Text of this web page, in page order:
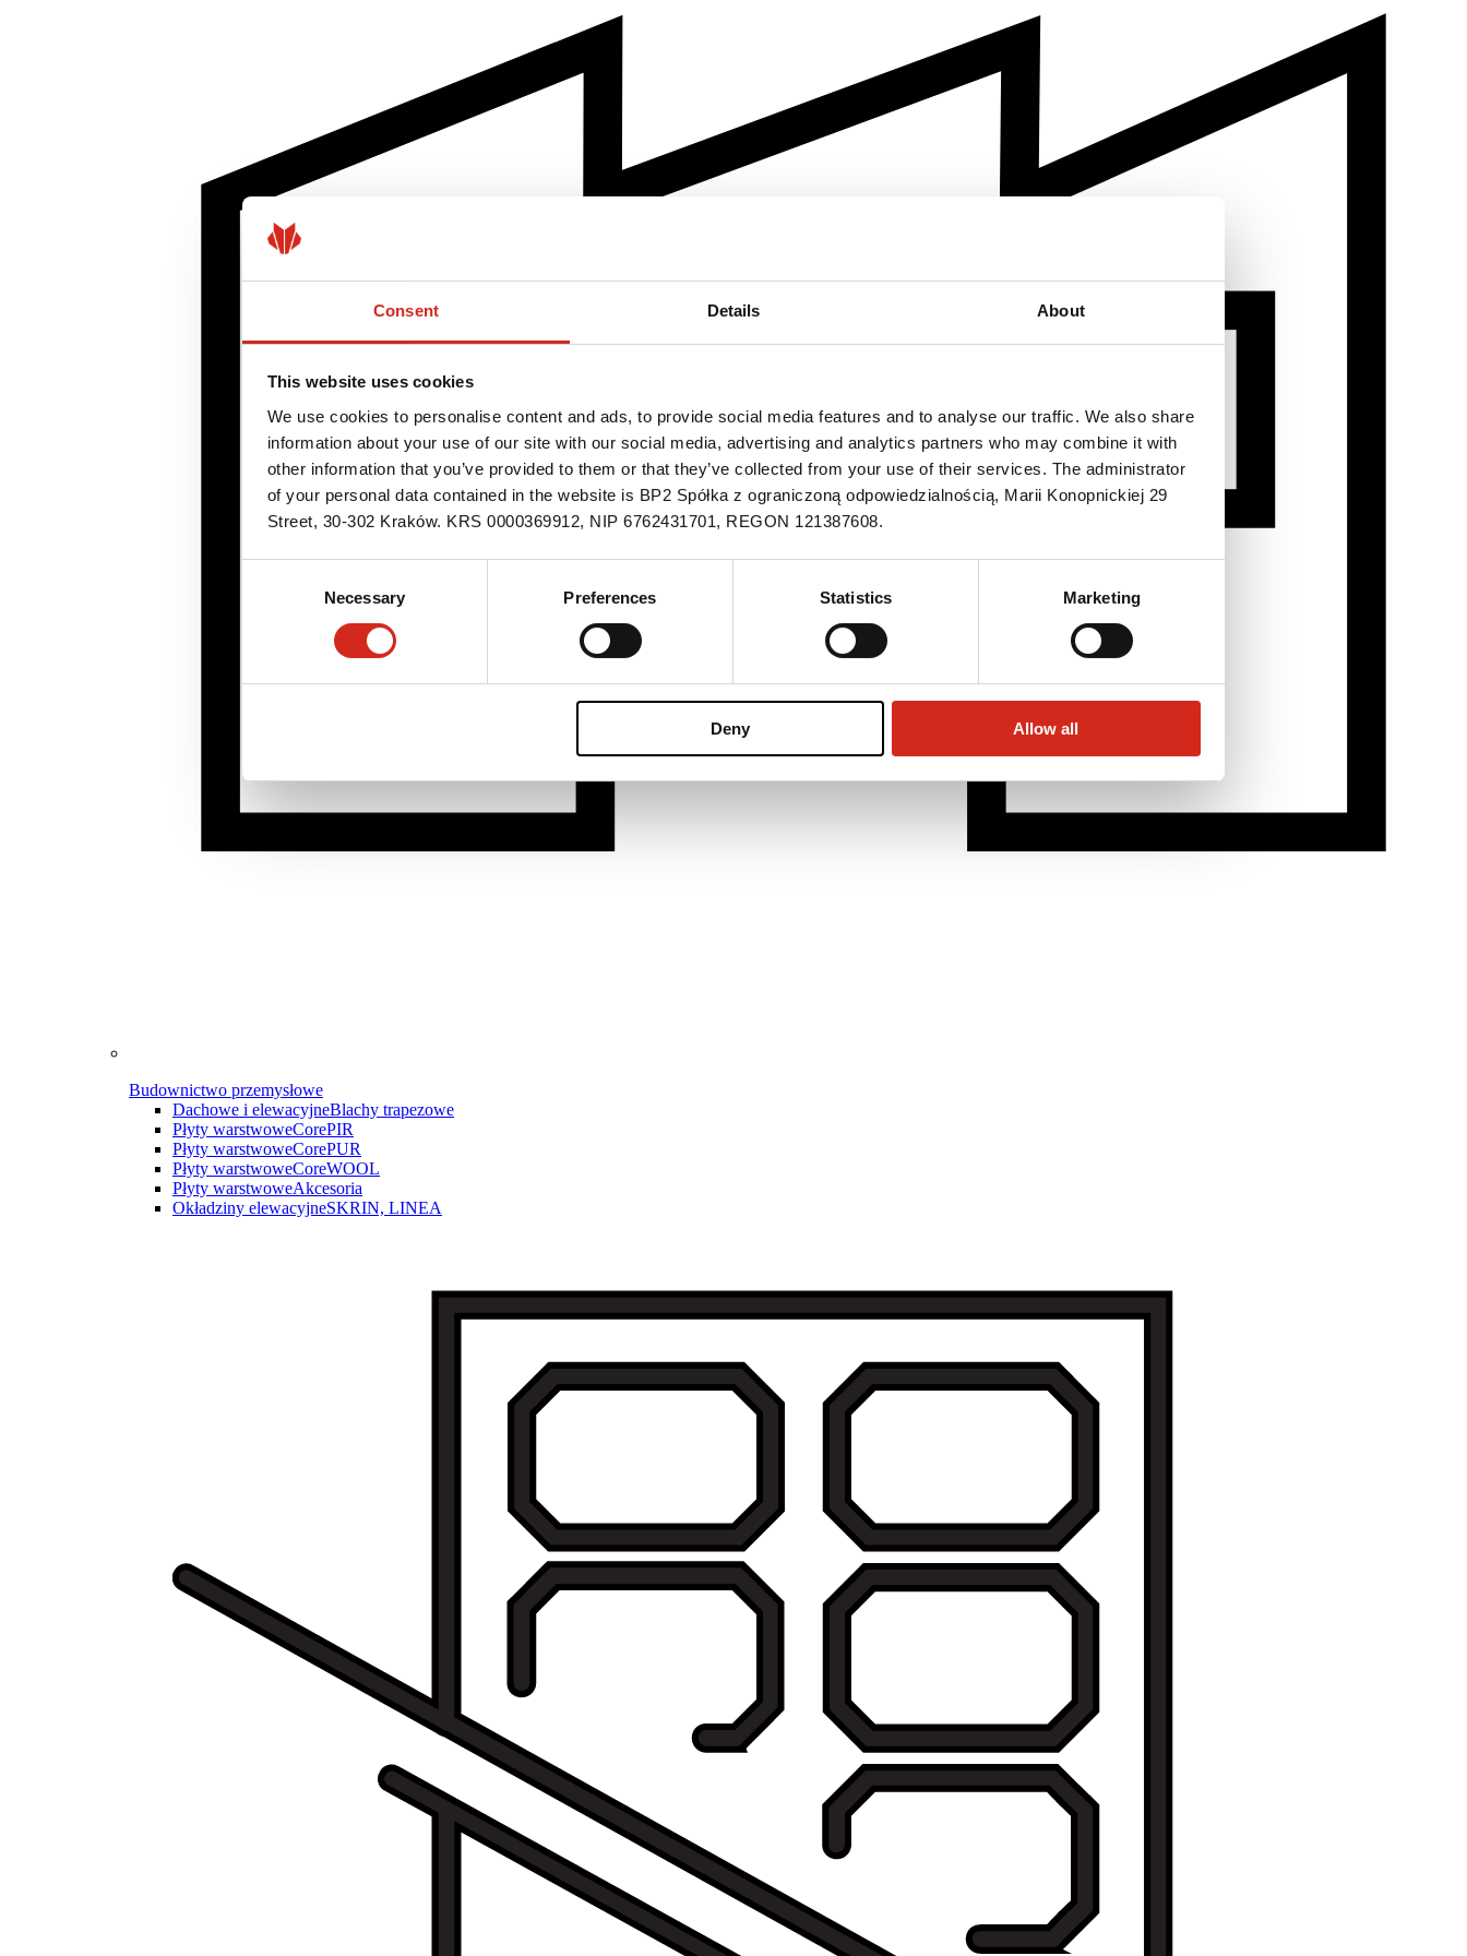
Consent Details About
This website uses cookies
We use cookies to personalise content and ads, to provide social media features and to analyse our traffic. We also share
information about your use of our site with our social media, advertising and analytics partners who may combine it with
other information that you’ve provided to them or that they’ve collected from your use of their services. The administrator
of your personal data contained in the website is BP2 Spółka z ograniczoną odpowiedzialnością, Marii Konopnickiej 29
Street, 30-302 Kraków. KRS 0000369912, NIP 6762431701, REGON 121387608.
Necessary Preferences Statistics Marketing
Deny Allow all
Budownictwo przemysłowe
Dachowe i elewacyjneBlachy trapezowe
Płyty warstwoweCorePIR
Płyty warstwoweCorePUR
Płyty warstwoweCoreWOOL
Płyty warstwoweAkcesoria
Okładziny elewacyjneSKRIN, LINEA